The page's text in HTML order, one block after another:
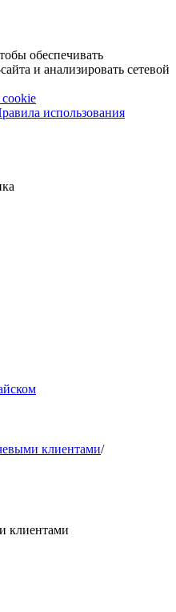
обеспечивать
и анализировать сетевой
использования
клиентами/
клиентами